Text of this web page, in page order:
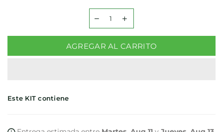
AGREGAR AL CARRITO
Este KIT contiene